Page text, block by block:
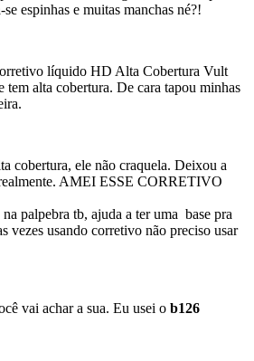
espinhas e muitas manchas né?!
líquido HD Alta Cobertura Vult
tem alta cobertura. De cara tapou minhas
cobertura, ele não craquela. Deixou a
AMEI ESSE CORRETIVO
palpebra tb, ajuda a ter uma base pra
vezes usando corretivo não preciso usar
vai achar a sua. Eu usei o b126